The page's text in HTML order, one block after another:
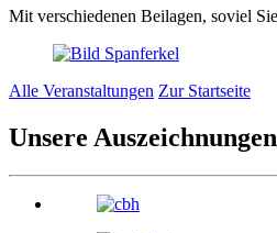
Mit verschiedenen Beilagen, soviel
Alle Veranstaltungen Zur Startseite
Unsere Auszeichnungen